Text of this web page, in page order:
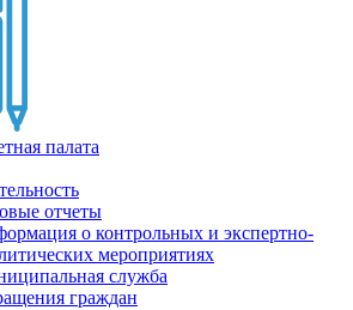
палата
отчеты
о контрольных и экспертно-
мероприятиях
служба
граждан